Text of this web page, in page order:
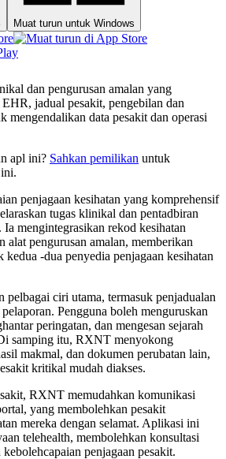
Muat turun untuk Windows
dan pengurusan amalan yang
jadual pesakit, pengebilan dan
mengendalikan data pesakit dan operasi
apl ini? Sahkan pemilikan untuk
penjagaan kesihatan yang komprehensif
tugas klinikal dan pentadbiran
mengintegrasikan rekod kesihatan
pengurusan amalan, memberikan
kedua -dua penyedia penjagaan kesihatan
pelbagai ciri utama, termasuk penjadualan
Pengguna boleh menguruskan
peringatan, dan mengesan sejarah
samping itu, RXNT menyokong
makmal, dan dokumen perubatan lain,
kritikal mudah diakses.
RXNT memudahkan komunikasi
yang membolehkan pesakit
mereka dengan selamat. Aplikasi ini
telehealth, membolehkan konsultasi
penjagaan pesakit.